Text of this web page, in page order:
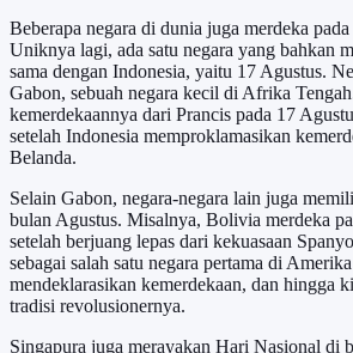
Beberapa negara di dunia juga merdeka
Uniknya lagi, ada satu negara yang bahkan
sama dengan Indonesia, yaitu 17 Agustus.
Gabon, sebuah negara kecil di Afrika
kemerdekaannya dari Prancis pada 17
setelah Indonesia memproklamasikan
Belanda.
Selain Gabon, negara-negara lain juga
bulan Agustus. Misalnya, Bolivia merdeka
setelah berjuang lepas dari kekuasaan
sebagai salah satu negara pertama di
mendeklarasikan kemerdekaan, dan hingga
tradisi revolusionernya.
Singapura juga merayakan Hari Nasional di